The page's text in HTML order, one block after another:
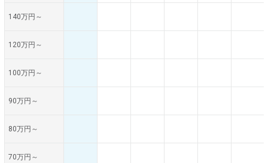
140万円～
120万円～
100万円～
90万円～
80万円～
70万円～